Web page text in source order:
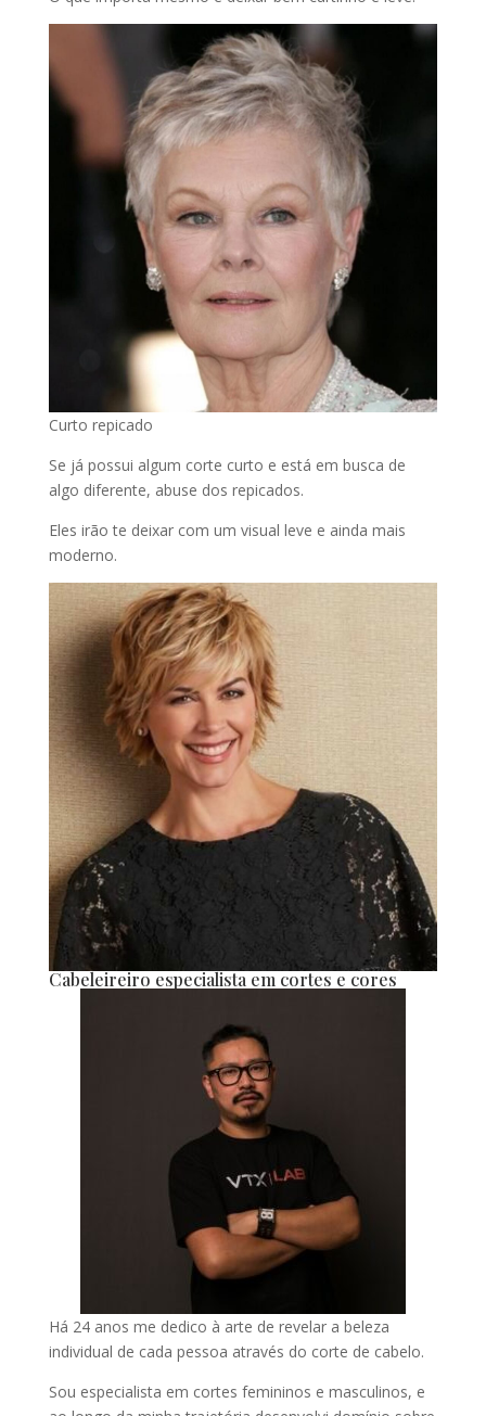
Curto repicado
Se já possui algum corte curto e está em busca de
algo diferente, abuse dos repicados.
Eles irão te deixar com um visual leve e ainda mais
moderno.
Cabeleireiro especialista em cortes e cores
Há 24 anos me dedico à arte de revelar a beleza
individual de cada pessoa através do corte de cabelo.
Sou especialista em cortes femininos e masculinos, e